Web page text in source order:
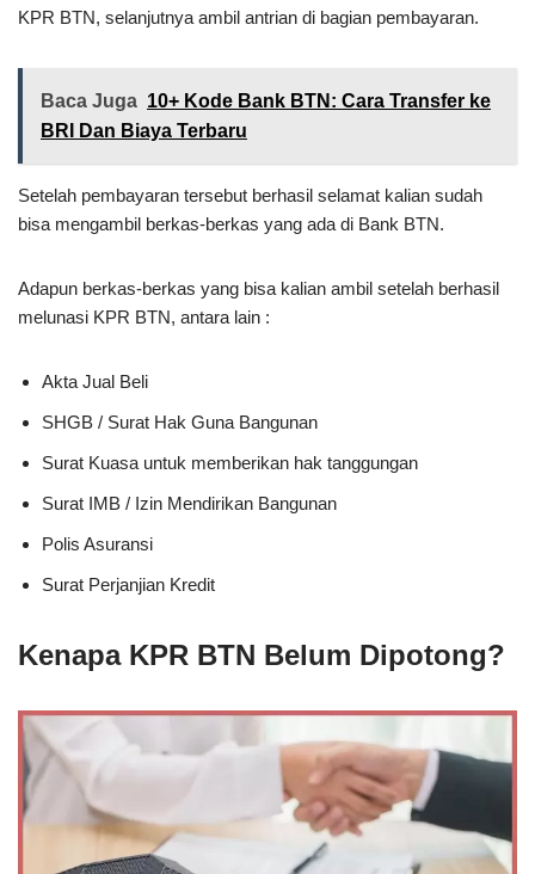
KPR BTN, selanjutnya ambil antrian di bagian pembayaran.
Baca Juga 10+ Kode Bank BTN: Cara Transfer ke
BRI Dan Biaya Terbaru
Setelah pembayaran tersebut berhasil selamat kalian sudah
bisa mengambil berkas-berkas yang ada di Bank BTN.
Adapun berkas-berkas yang bisa kalian ambil setelah berhasil
melunasi KPR BTN, antara lain :
Akta Jual Beli
SHGB / Surat Hak Guna Bangunan
Surat Kuasa untuk memberikan hak tanggungan
Surat IMB / Izin Mendirikan Bangunan
Polis Asuransi
Surat Perjanjian Kredit
Kenapa KPR BTN Belum Dipotong?